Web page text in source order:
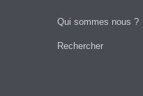
Qui sommes nous ?
Rechercher